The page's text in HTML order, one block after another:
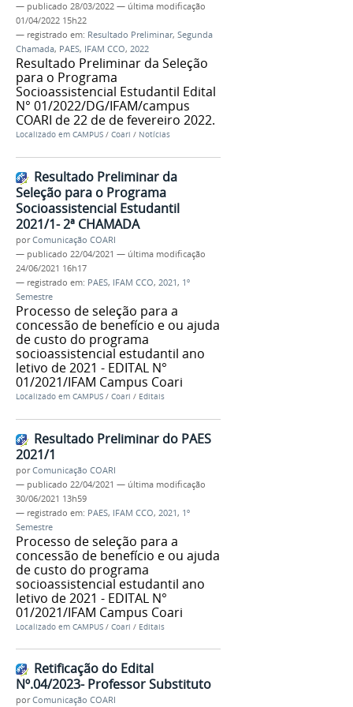
— publicado 28/03/2022 — última modificação
01/04/2022 15h22
— registrado em: Resultado Preliminar, Segunda
Chamada, PAES, IFAM CCO, 2022
Resultado Preliminar da Seleção
para o Programa
Socioassistencial Estudantil Edital
N° 01/2022/DG/IFAM/campus
COARI de 22 de de fevereiro 2022.
Localizado em CAMPUS / Coari / Notícias
Resultado Preliminar da
Seleção para o Programa
Socioassistencial Estudantil
2021/1- 2ª CHAMADA
porComunicação COARI
— publicado 22/04/2021 — última modificação
24/06/2021 16h17
— registrado em: PAES, IFAM CCO, 2021, 1º
Semestre
Processo de seleção para a
concessão de benefício e ou ajuda
de custo do programa
socioassistencial estudantil ano
letivo de 2021 - EDITAL N°
01/2021/IFAM Campus Coari
Localizado em CAMPUS / Coari / Editais
Resultado Preliminar do PAES
2021/1
porComunicação COARI
— publicado 22/04/2021 — última modificação
30/06/2021 13h59
— registrado em: PAES, IFAM CCO, 2021, 1º
Semestre
Processo de seleção para a
concessão de benefício e ou ajuda
de custo do programa
socioassistencial estudantil ano
letivo de 2021 - EDITAL N°
01/2021/IFAM Campus Coari
Localizado em CAMPUS / Coari / Editais
Retificação do Edital
Nº.04/2023- Professor Substituto
porComunicação COARI